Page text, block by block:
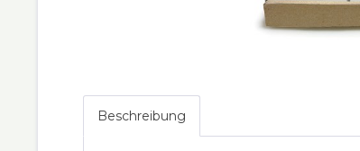
Beschreibung